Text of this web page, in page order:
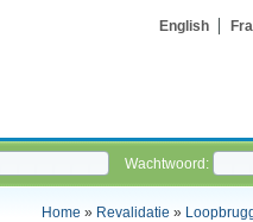
English
Wachtwoord:
Home » Revalidatie »